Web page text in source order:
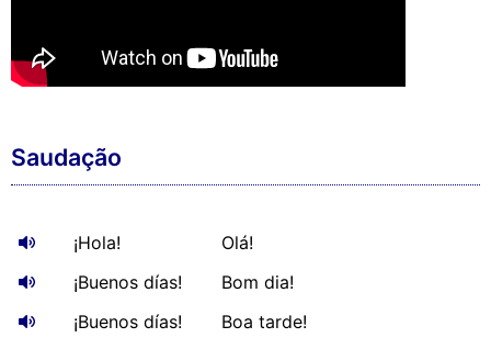
Saudação
¡Hola!
Olá!
¡Buenos días!
Bom dia!
¡Buenos días!
Boa tarde!